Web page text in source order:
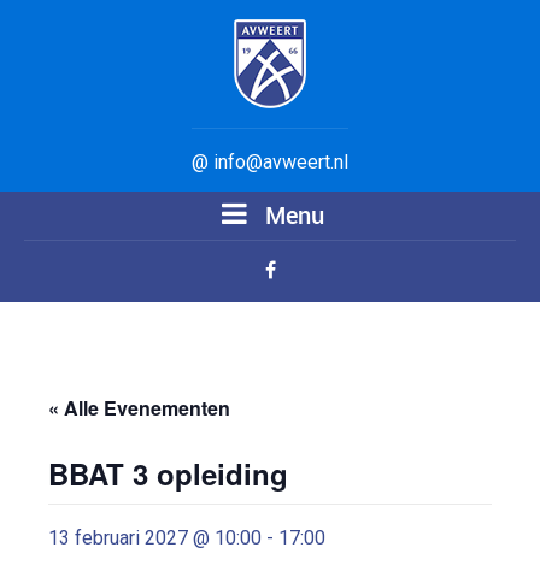
@ info@avweert.nl
Menu
« Alle Evenementen
BBAT 3 opleiding
13 februari 2027 @ 10:00 - 17:00